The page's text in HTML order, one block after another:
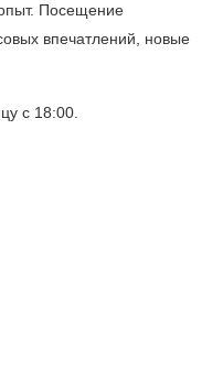
Посещение
впечатлений, новые
с 18:00.